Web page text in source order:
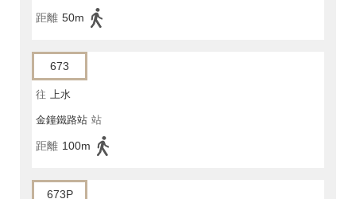
距離 50m
673
往 上水
金鐘鐵路站 站
距離 100m
673P